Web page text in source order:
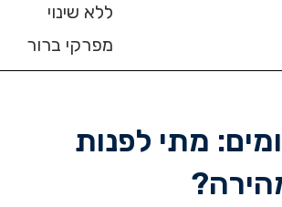
ללא שינוי
מפרקי ברור
מתי לפנות